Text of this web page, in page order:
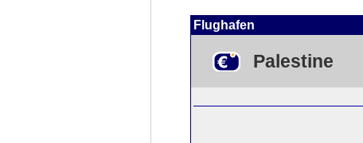
Flughafen
Palestine